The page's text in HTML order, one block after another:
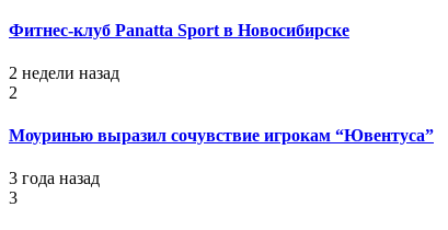
Фитнес-клуб Panatta Sport в Новосибирске
2 недели назад
2
Моуринью выразил сочувствие игрокам “Ювентуса”
3 года назад
3